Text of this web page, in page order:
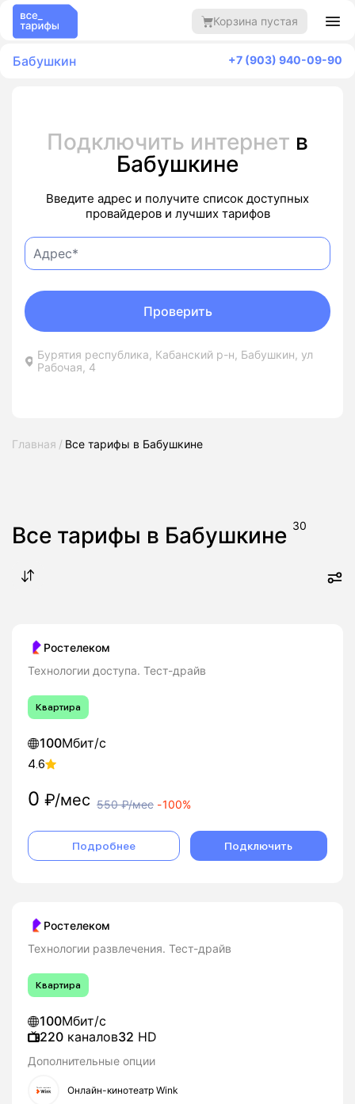
Корзина пустая
Бабушкин +7 (903) 940-09-90
Подключить интернет в
Бабушкине
Введите адрес и получите список доступных
провайдеров и лучших тарифов
Бурятия республика, Кабанский р-н, Бабушкин, ул
Рабочая, 4
Проверить
Главная Все тарифы в Бабушкине
Все тарифы в Бабушкине 30
Ростелеком
Технологии доступа. Тест-драйв
Квартира
100Мбит/с
4.6
0 ₽/мес 550₽/мес -100%
Подробнее Подключить
Ростелеком
Технологии развлечения. Тест-драйв
Квартира
100Мбит/с
220 каналов32 HD
Дополнительные опции
Онлайн-кинотеатр Wink